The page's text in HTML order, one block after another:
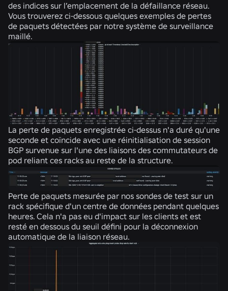
des indices sur l’emplacement de la défaillance réseau.
Vous trouverez ci-dessous quelques exemples de pertes
de paquets détectées par notre système de surveillance
maillé.
La perte de paquets enregistrée ci-dessus n'a duré qu'une
seconde et coïncide avec une réinitialisation de session
BGP survenue sur l'une des liaisons des commutateurs de
pod reliant ces racks au reste de la structure.
Perte de paquets mesurée par nos sondes de test sur un
rack spécifique d'un centre de données pendant quelques
heures. Cela n'a pas eu d'impact sur les clients et est
resté en dessous du seuil défini pour la déconnexion
automatique de la liaison réseau.